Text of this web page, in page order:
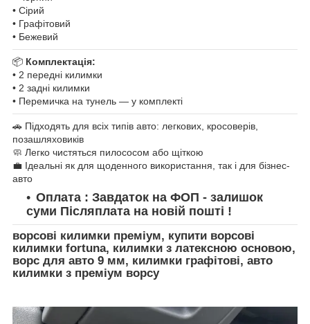
• Сірий
• Графітовий
• Бежевий
📦 Комплектація:
• 2 передні килимки
• 2 задні килимки
• Перемичка на тунель — у комплекті
🚗 Підходять для всіх типів авто: легкових, кросоверів,
позашляховиків
🧼 Легко чистяться пилососом або щіткою
💼 Ідеальні як для щоденного використання, так і для бізнес-
авто
Оплата : Завдаток на ФОП - залишок
суми Післяплата на новій пошті !
ворсові килимки преміум, купити ворсові
килимки fortuna, килимки з латексною основою,
ворс для авто 9 мм, килимки графітові, авто
килимки з преміум ворсу